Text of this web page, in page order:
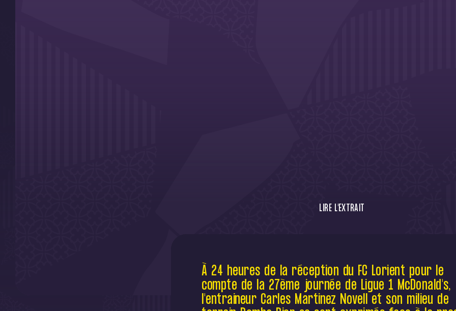
LIRE L'EXTRAIT
Ligue 1 McDonald's, l'entraineur Carles
Martinez Novell et son milieu de terrain
Demba Diop se sont exprimés face à la
presse.
À 24 heures de la réception du FC Lorient pour le
compte de la 27ème journée de Ligue 1 McDonald's,
l'entraineur Carles Martinez Novell et son milieu de